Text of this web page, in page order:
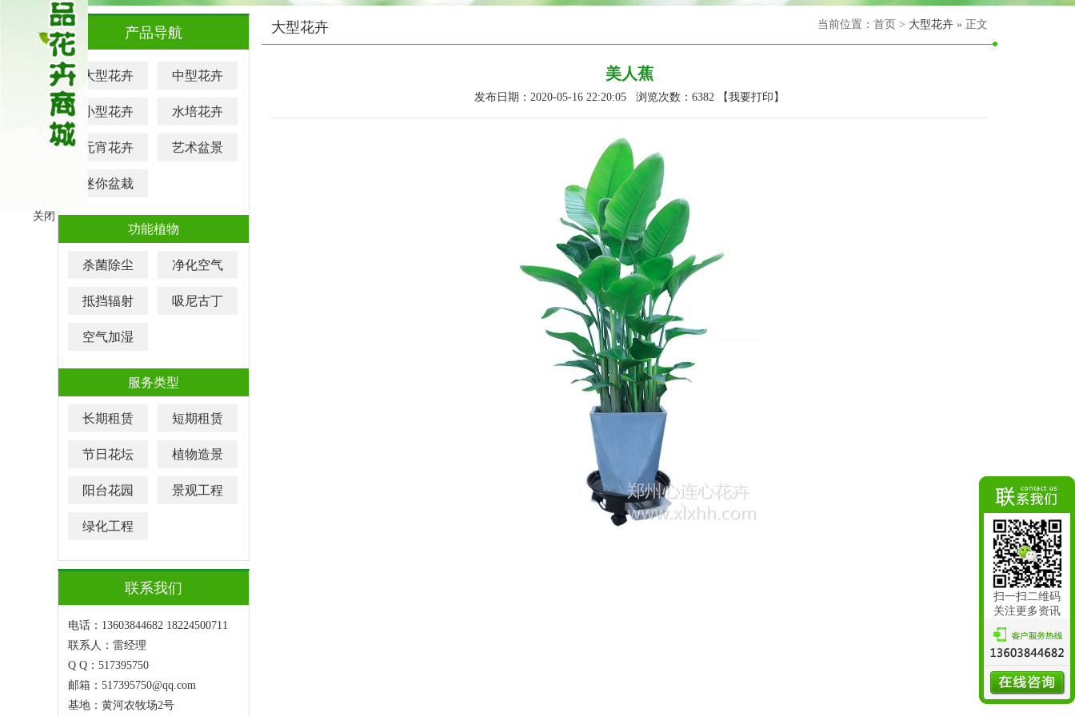
关闭
产品导航
大型花卉 中型花卉
小型花卉 水培花卉
元宵花卉 艺术盆景
迷你盆栽
功能植物
杀菌除尘 净化空气
抵挡辐射 吸尼古丁
空气加湿
服务类型
长期租赁 短期租赁
节日花坛 植物造景
阳台花园 景观工程
绿化工程
联系我们
电话：13603844682 18224500711
联系人：雷经理
Q Q：517395750
邮箱：517395750@qq.com
基地：黄河农牧场2号
当前位置：首页 > 大型花卉 » 正文
大型花卉
美人蕉
发布日期：2020-05-16 22:20:05 浏览次数： 6382 【我要打印 】
扫一扫二维码
关注更多资讯